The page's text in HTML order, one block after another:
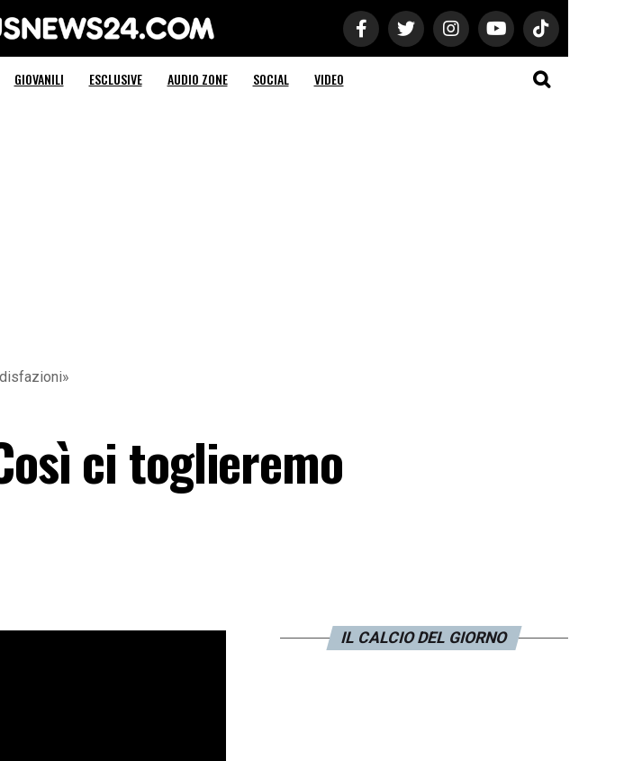
News 24
GIOVANILI ESCLUSIVE AUDIO ZONE SOCIAL VIDEO
ci toglieremo
IL CALCIO DEL GIORNO